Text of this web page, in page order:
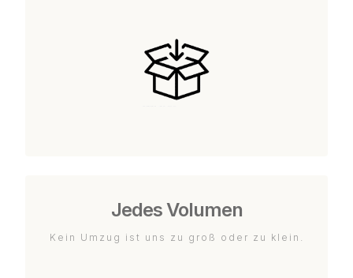
Jedes Volumen
Kein Umzug ist uns zu groß oder zu klein.